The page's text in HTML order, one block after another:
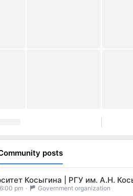
posts
Косыгина | РГУ им. А.Н.
pm · Government organization